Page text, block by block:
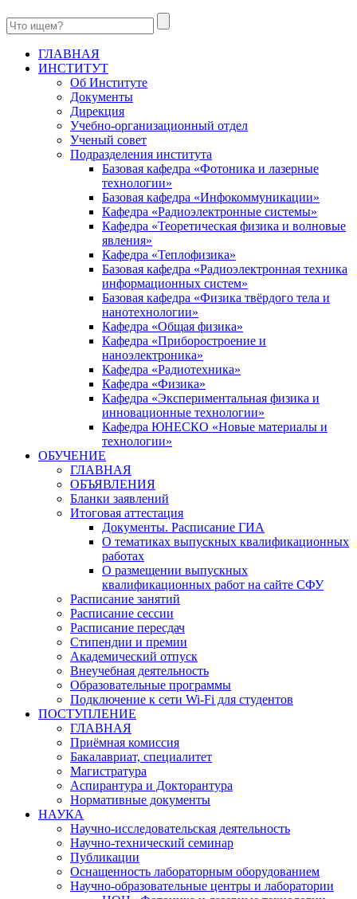
ГЛАВНАЯ
ИНСТИТУТ
Об Институте
Документы
Дирекция
Учебно-организационный отдел
Ученый совет
Подразделения института
Базовая кафедра «Фотоника и лазерные
технологии»
Базовая кафедра «Инфокоммуникации»
Кафедра «Радиоэлектронные системы»
Кафедра «Теоретическая физика и волновые
явления»
Кафедра «Теплофизика»
Базовая кафедра «Радиоэлектронная техника
информационных систем»
Базовая кафедра «Физика твёрдого тела и
нанотехнологии»
Кафедра «Общая физика»
Кафедра «Приборостроение и
наноэлектроника»
Кафедра «Радиотехника»
Кафедра «Физика»
Кафедра «Экспериментальная физика и
инновационные технологии»
Кафедра ЮНЕСКО «Новые материалы и
технологии»
ОБУЧЕНИЕ
ГЛАВНАЯ
ОБЪЯВЛЕНИЯ
Бланки заявлений
Итоговая аттестация
Документы. Расписание ГИА
О тематиках выпускных квалификационных
работах
О размещении выпускных
квалификационных работ на сайте СФУ
Расписание занятий
Расписание сессии
Расписание пересдач
Стипендии и премии
Академический отпуск
Внеучебная деятельность
Образовательные программы
Подключение к сети Wi-Fi для студентов
ПОСТУПЛЕНИЕ
ГЛАВНАЯ
Приёмная комиссия
Бакалавриат, специалитет
Магистратура
Аспирантура и Докторантура
Нормативные документы
НАУКА
Научно-исследовательская деятельность
Научно-технический семинар
Публикации
Оснащенность лабораторным оборудованием
Научно-образовательные центры и лаборатории